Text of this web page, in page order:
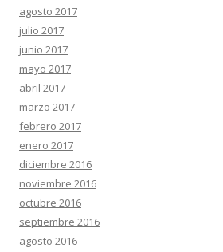
agosto 2017
julio 2017
junio 2017
mayo 2017
abril 2017
marzo 2017
febrero 2017
enero 2017
diciembre 2016
noviembre 2016
octubre 2016
septiembre 2016
agosto 2016